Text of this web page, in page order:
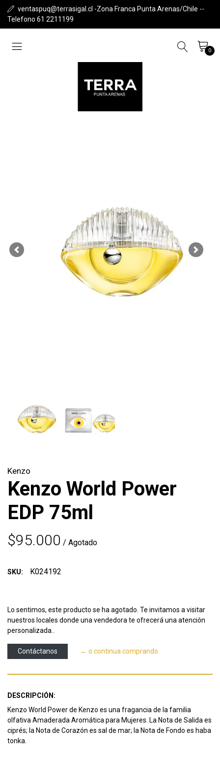
ventaspuq@terrasigal.cl -Zona Franca Punta Arenas/Chile --
Telefono 61 2211199
0
Previous Next
Kenzo
Kenzo World Power
EDP 75ml
$95.000 / Agotado
SKU: K024192
Lo sentimos, este producto se ha agotado. Te invitamos a visitar
nuestros locales donde una vendedora te ofrecerá una atención
personalizada..
Contáctanos ← o continua comprando
DESCRIPCIÓN:
Kenzo World Power de Kenzo es una fragancia de la familia
olfativa Amaderada Aromática para Mujeres. La Nota de Salida es
ciprés; la Nota de Corazón es sal de mar; la Nota de Fondo es haba
tonka.